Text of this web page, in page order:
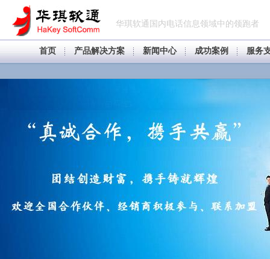
华琪软通国内电话信息领域中的领跑者
首页 产品解决方案 新闻中心 成功案例 服务